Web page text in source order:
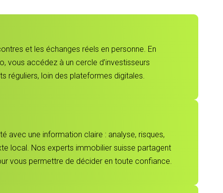
et les échanges réels en personne. En
vous accédez à un cercle d’investisseurs
réguliers, loin des plateformes digitales.
avec une information claire : analyse, risques,
local. Nos experts immobilier suisse partagent
vous permettre de décider en toute confiance.